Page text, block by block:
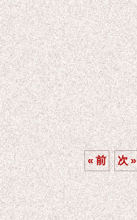
« 前 次 »